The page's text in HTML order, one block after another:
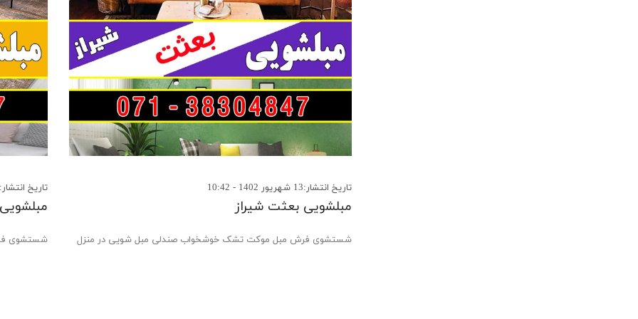
تاریخ انتشار:13 شهریور 1402 - 10:42
مبلشویی بعثت شیراز
شستشوی فرش مبل موکت تشک خوشخواب صندلی مبل شویی در منزل
تاریخ انتشار:16 مرداد 1402 -
شستشوی